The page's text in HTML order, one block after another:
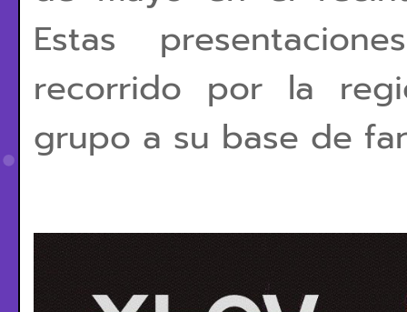
Estas
recorrido por la
grupo a su base de